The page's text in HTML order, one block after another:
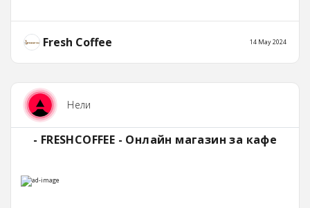
Fresh Coffee 14 May 2024
Нели
- FRESHCOFFEE - Онлайн магазин за кафе